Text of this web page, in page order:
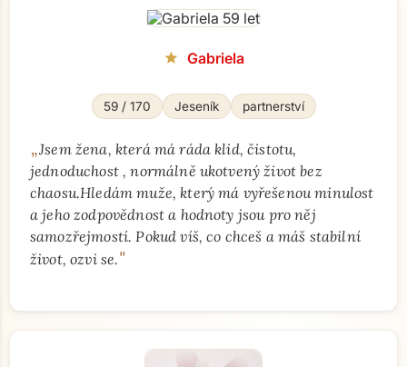
star Gabriela
59 / 170 Jeseník partnerství
„Jsem žena, která má ráda klid, čistotu,
jednoduchost , normálně ukotvený život bez
chaosu.Hledám muže, který má vyřešenou minulost
a jeho zodpovědnost a hodnoty jsou pro něj
samozřejmostí. Pokud víš, co chceš a máš stabilní
život, ozvi se."